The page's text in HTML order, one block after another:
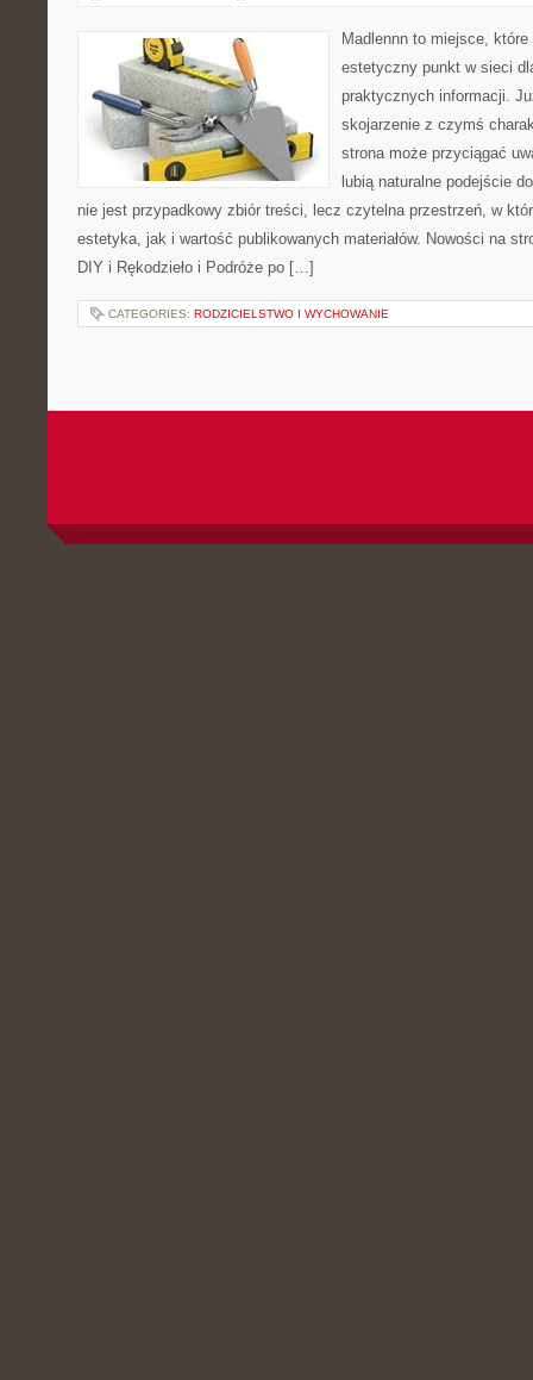
Madlennn to miejsce,
estetyczny punkt w sieci
praktycznych informacji.
skojarzenie z czymś
strona może przyciągać
lubią naturalne podejście
nie jest przypadkowy zbiór treści, lecz czytelna przestrzeń, w
estetyka, jak i wartość publikowanych materiałów. Nowości na
DIY i Rękodzieło i Podróże po […]
CATEGORIES: RODZICIELSTWO I WYCHOWANIE